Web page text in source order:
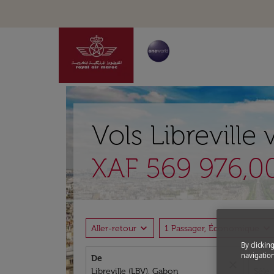
Vols Libreville
XAF 569
Aller-retour expand_more 1 Passager, Économique
De À
By